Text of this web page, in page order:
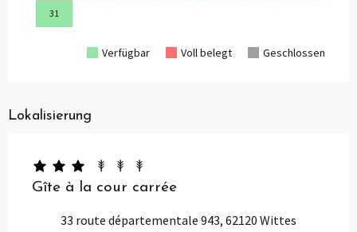
31
Verfügbar Voll belegt Geschlossen
Lokalisierung
Gîte à la cour carrée
33 route départementale 943, 62120 Wittes